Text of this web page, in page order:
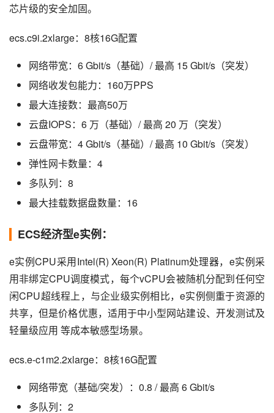
芯片级的安全加固。
ecs.c9i.2xlarge：8核16G配置
网络带宽：6 Gbit/s（基础）/ 最高 15 Gbit/s（突发）
网络收发包能力：160万PPS
最大连接数：最高50万
云盘IOPS：6 万（基础）/ 最高 20 万（突发）
云盘带宽：4 Gbit/s（基础）/ 最高 10 Gbit/s（突发）
弹性网卡数量：4
多队列：8
最大挂载数据盘数量：16
ECS经济型e实例：
e实例CPU采用Intel(R) Xeon(R) Platinum处理器，e实例采
用非绑定CPU调度模式，每个vCPU会被随机分配到任何空
闲CPU超线程上，与企业级实例相比，e实例侧重于资源的
共享，但是价格优惠，适用于中小型网站建设、开发测试及
轻量级应用 等成本敏感型场景。
ecs.e-c1m2.2xlarge：8核16G配置
网络带宽（基础/突发）：0.8 / 最高 6 Gbit/s
多队列：2